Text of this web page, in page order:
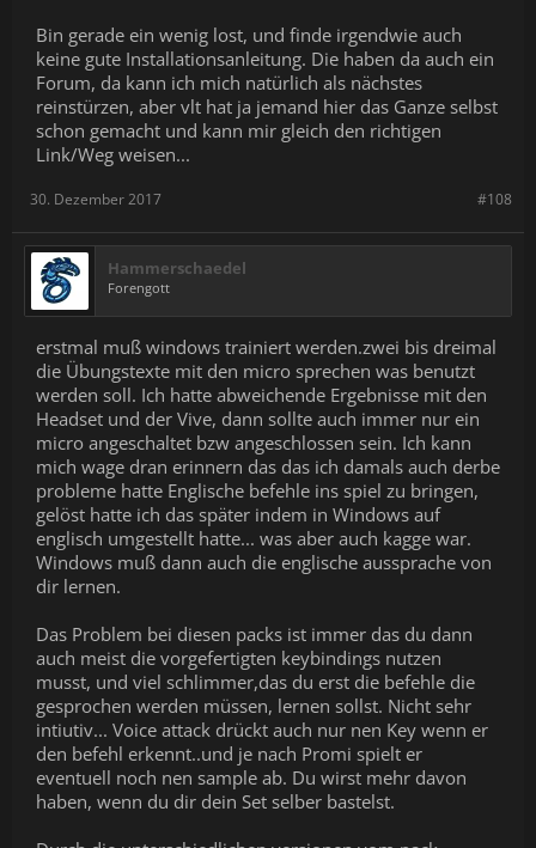
Bin gerade ein wenig lost, und finde irgendwie auch
keine gute Installationsanleitung. Die haben da auch ein
Forum, da kann ich mich natürlich als nächstes
reinstürzen, aber vlt hat ja jemand hier das Ganze selbst
schon gemacht und kann mir gleich den richtigen
Link/Weg weisen...
#108
30. Dezember 2017
Hammerschaedel
Forengott
erstmal muß windows trainiert werden.zwei bis dreimal
die Übungstexte mit den micro sprechen was benutzt
werden soll. Ich hatte abweichende Ergebnisse mit den
Headset und der Vive, dann sollte auch immer nur ein
micro angeschaltet bzw angeschlossen sein. Ich kann
mich wage dran erinnern das das ich damals auch derbe
probleme hatte Englische befehle ins spiel zu bringen,
gelöst hatte ich das später indem in Windows auf
englisch umgestellt hatte... was aber auch kagge war.
Windows muß dann auch die englische aussprache von
dir lernen.
Das Problem bei diesen packs ist immer das du dann
auch meist die vorgefertigten keybindings nutzen
musst, und viel schlimmer,das du erst die befehle die
gesprochen werden müssen, lernen sollst. Nicht sehr
intiutiv... Voice attack drückt auch nur nen Key wenn er
den befehl erkennt..und je nach Promi spielt er
eventuell noch nen sample ab. Du wirst mehr davon
haben, wenn du dir dein Set selber bastelst.